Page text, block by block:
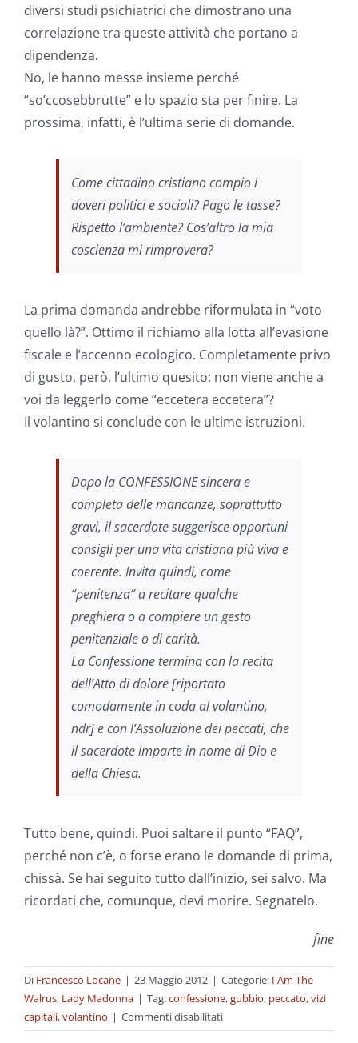
diversi studi psichiatrici che dimostrano una
correlazione tra queste attività che portano a
dipendenza.
No, le hanno messe insieme perché
“so’ccosebbrutte” e lo spazio sta per finire. La
prossima, infatti, è l’ultima serie di domande.
Come cittadino cristiano compio i
doveri politici e sociali? Pago le tasse?
Rispetto l’ambiente? Cos’altro la mia
coscienza mi rimprovera?
La prima domanda andrebbe riformulata in “voto
quello là?”. Ottimo il richiamo alla lotta all’evasione
fiscale e l’accenno ecologico. Completamente privo
di gusto, però, l’ultimo quesito: non viene anche a
voi da leggerlo come “eccetera eccetera”?
Il volantino si conclude con le ultime istruzioni.
Dopo la CONFESSIONE sincera e
completa delle mancanze, soprattutto
gravi, il sacerdote suggerisce opportuni
consigli per una vita cristiana più viva e
coerente. Invita quindi, come
“penitenza” a recitare qualche
preghiera o a compiere un gesto
penitenziale o di carità.
La Confessione termina con la recita
dell’Atto di dolore [riportato
comodamente in coda al volantino,
ndr] e con l’Assoluzione dei peccati, che
il sacerdote imparte in nome di Dio e
della Chiesa.
Tutto bene, quindi. Puoi saltare il punto “FAQ”,
perché non c’è, o forse erano le domande di prima,
chissà. Se hai seguito tutto dall’inizio, sei salvo. Ma
ricordati che, comunque, devi morire. Segnatelo.
fine
Di Francesco Locane | 23 Maggio 2012 | Categorie: I Am The
Walrus, Lady Madonna | Tag:confessione,gubbio, peccato,vizi
capitali,volantino | Commenti disabilitatisu
Ricordati